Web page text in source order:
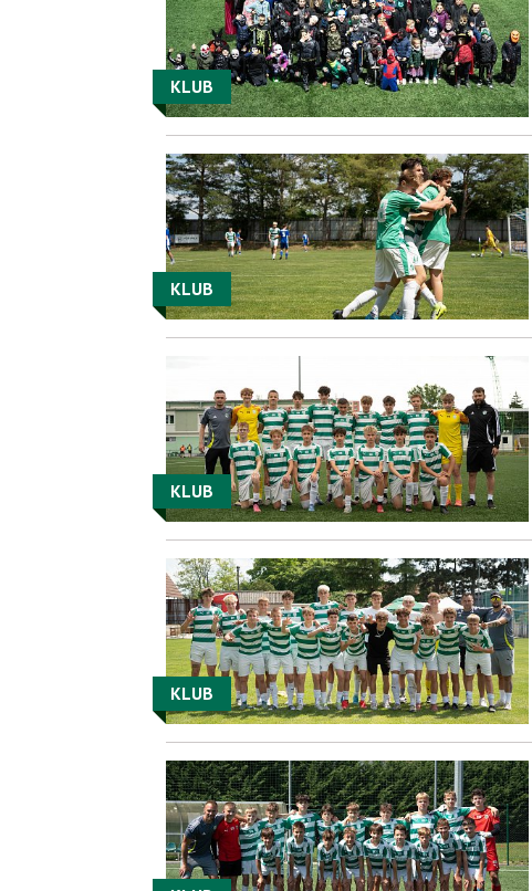
KLUB
KLUB
KLUB
KLUB